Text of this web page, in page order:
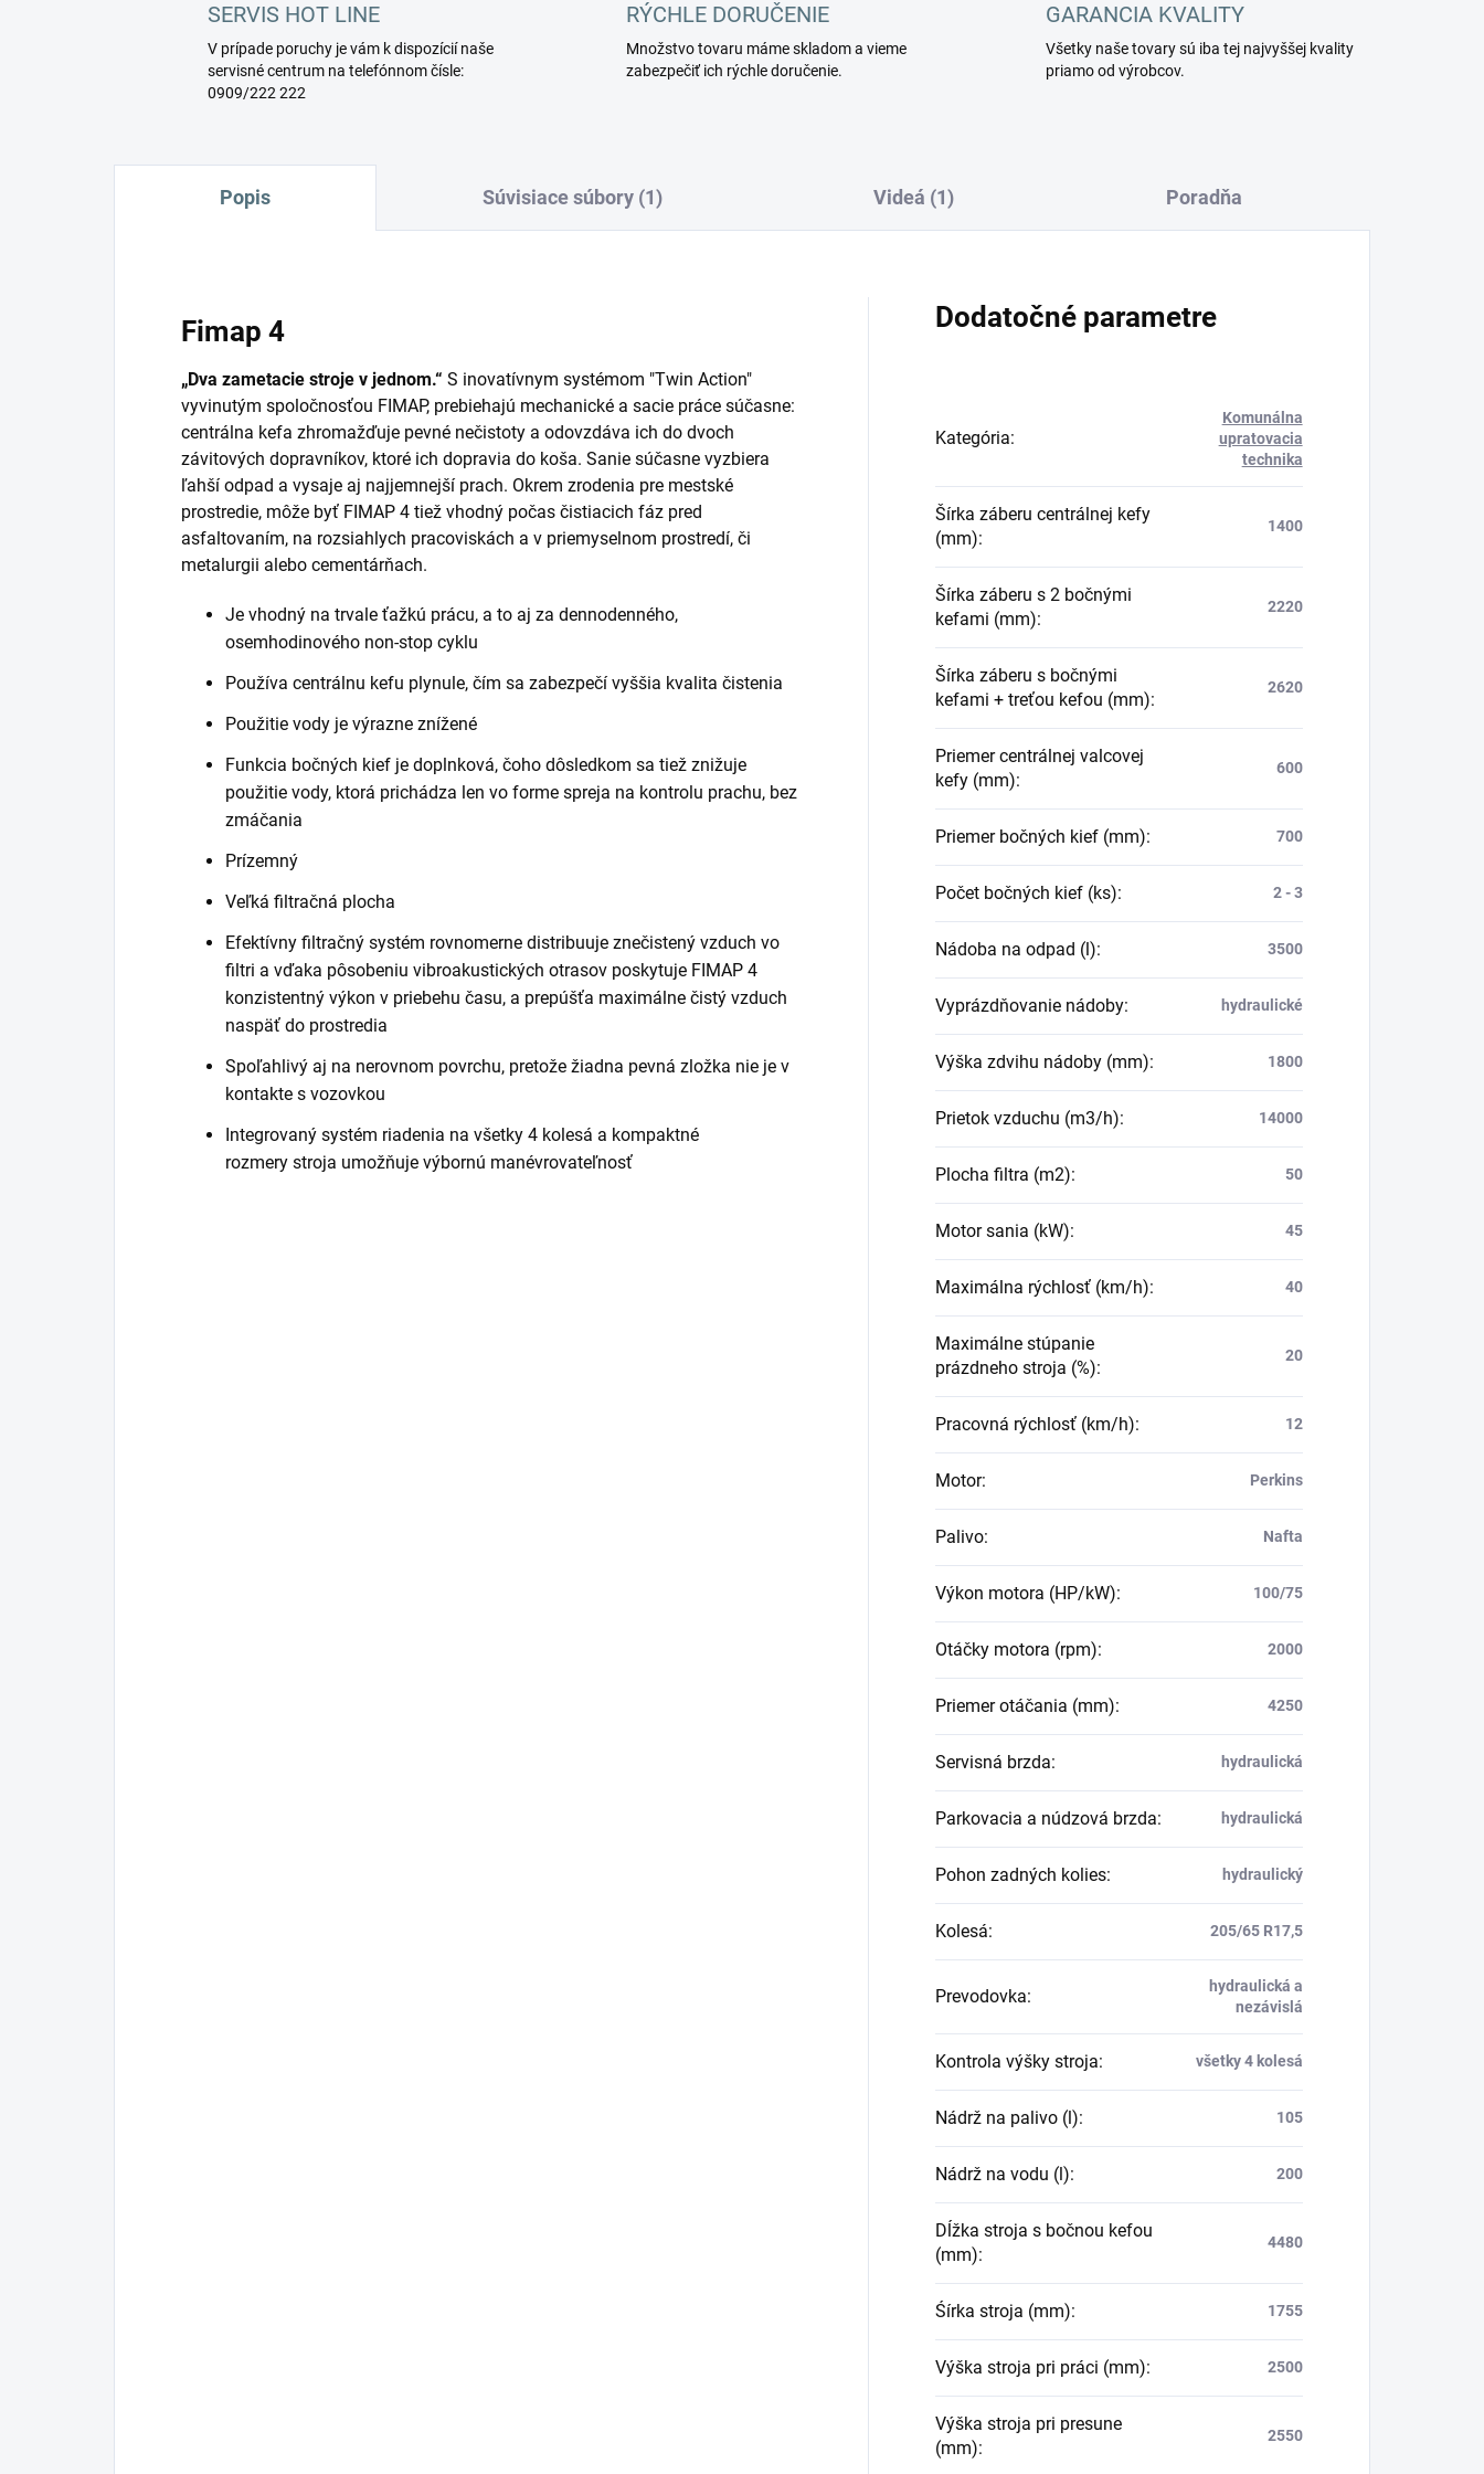
SERVIS HOT LINE
V prípade poruchy je vám k dispozícií naše
servisné centrum na telefónnom čísle:
0909/222 222
RÝCHLE DORUČENIE
Množstvo tovaru máme skladom a vieme
zabezpečiť ich rýchle doručenie.
GARANCIA KVALITY
Všetky naše tovary sú iba tej najvyššej kvality
priamo od výrobcov.
Popis Súvisiace súbory (1) Videá (1) Poradňa
Fimap 4
„Dva zametacie stroje v jednom.“ S inovatívnym systémom "Twin Action"
vyvinutým spoločnosťou FIMAP, prebiehajú mechanické a sacie práce súčasne:
centrálna kefa zhromažďuje pevné nečistoty a odovzdáva ich do dvoch
závitových dopravníkov, ktoré ich dopravia do koša. Sanie súčasne vyzbiera
ľahší odpad a vysaje aj najjemnejší prach. Okrem zrodenia pre mestské
prostredie, môže byť FIMAP 4 tiež vhodný počas čistiacich fáz pred
asfaltovaním, na rozsiahlych pracoviskách a v priemyselnom prostredí, či
metalurgii alebo cementárňach.
Je vhodný na trvale ťažkú prácu, a to aj za dennodenného,
osemhodinového non-stop cyklu
Používa centrálnu kefu plynule, čím sa zabezpečí vyššia kvalita čistenia
Použitie vody je výrazne znížené
Funkcia bočných kief je doplnková, čoho dôsledkom sa tiež znižuje
použitie vody, ktorá prichádza len vo forme spreja na kontrolu prachu, bez
zmáčania
Prízemný
Veľká filtračná plocha
Efektívny filtračný systém rovnomerne distribuuje znečistený vzduch vo
filtri a vďaka pôsobeniu vibroakustických otrasov poskytuje FIMAP 4
konzistentný výkon v priebehu času, a prepúšťa maximálne čistý vzduch
naspäť do prostredia
Spoľahlivý aj na nerovnom povrchu, pretože žiadna pevná zložka nie je v
kontakte s vozovkou
Integrovaný systém riadenia na všetky 4 kolesá a kompaktné
rozmery stroja umožňuje výbornú manévrovateľnosť
Dodatočné parametre
Kategória:
Komunálna
upratovacia
technika
Šírka záberu centrálnej kefy
(mm):
1400
Šírka záberu s 2 bočnými
kefami (mm):
2220
Šírka záberu s bočnými
kefami + treťou kefou (mm):
2620
Priemer centrálnej valcovej
kefy (mm):
600
Priemer bočných kief (mm): 700
Počet bočných kief (ks): 2 - 3
Nádoba na odpad (l): 3500
Vyprázdňovanie nádoby: hydraulické
Výška zdvihu nádoby (mm): 1800
Prietok vzduchu (m3/h): 14000
Plocha filtra (m2): 50
Motor sania (kW): 45
Maximálna rýchlosť (km/h): 40
Maximálne stúpanie
prázdneho stroja (%):
20
Pracovná rýchlosť (km/h): 12
Motor: Perkins
Palivo: Nafta
Výkon motora (HP/kW): 100/75
Otáčky motora (rpm): 2000
Priemer otáčania (mm): 4250
Servisná brzda: hydraulická
Parkovacia a núdzová brzda: hydraulická
Pohon zadných kolies: hydraulický
Kolesá: 205/65 R17,5
Prevodovka:
hydraulická a
nezávislá
Kontrola výšky stroja: všetky 4 kolesá
Nádrž na palivo (l): 105
Nádrž na vodu (l): 200
Dĺžka stroja s bočnou kefou
(mm):
4480
Śírka stroja (mm): 1755
Výška stroja pri práci (mm): 2500
Výška stroja pri presune
(mm):
2550